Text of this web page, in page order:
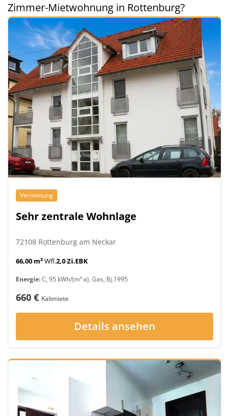
Zimmer-Mietwohnung in Rottenburg?
Vermietung
Sehr zentrale Wohnlage
72108 Rottenburg am Neckar
66,00 m²Wfl.2,0 Zi.EBK
Energie:C, 95 kWh/(m²·a), Gas, Bj.1995
660 € Kaltmiete
Details ansehen